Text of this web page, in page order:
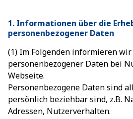
1. Informationen über die
personenbezogener Daten
(1) Im Folgenden informieren
personenbezogener Daten bei
Webseite.
Personenbezogene Daten sind
persönlich beziehbar sind, z.B.
Adressen, Nutzerverhalten.